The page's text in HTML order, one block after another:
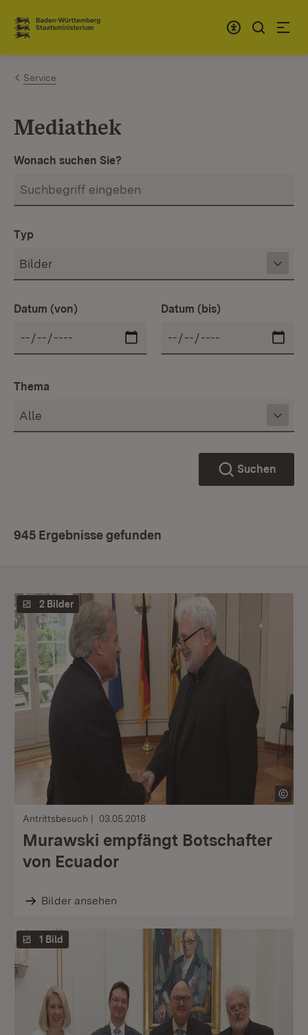
Zum Inhalt springen
Link zur Startseite
Service
Mediathek
Wonach suchen Sie?
Typ
Datum (von) Datum (bis)
Thema
Suchen
945 Ergebnisse gefunden
2 Bilder
Antrittsbesuch 03.05.2018
Murawski empfängt Botschafter
von Ecuador
Bilder ansehen
1 Bild